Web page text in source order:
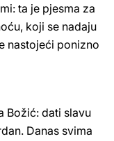
ta je pjesma za
koji se nadaju
nastojeći ponizno
Božić: dati slavu
Danas svima